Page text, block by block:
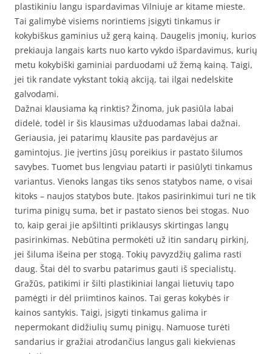
plastikiniu langu ispardavimas Vilniuje ar kitame mieste.
Tai galimybė visiems norintiems įsigyti tinkamus ir
kokybiškus gaminius už gerą kainą. Daugelis įmonių, kurios
prekiauja langais karts nuo karto vykdo išpardavimus, kurių
metu kokybiški gaminiai parduodami už žemą kainą. Taigi,
jei tik randate vykstant tokią akciją, tai ilgai nedelskite
galvodami.
Dažnai klausiama ką rinktis? Žinoma, juk pasiūla labai
didelė, todėl ir šis klausimas užduodamas labai dažnai.
Geriausia, jei patarimų klausite pas pardavėjus ar
gamintojus. Jie įvertins jūsų poreikius ir pastato šilumos
savybes. Tuomet bus lengviau patarti ir pasiūlyti tinkamus
variantus. Vienoks langas tiks senos statybos name, o visai
kitoks – naujos statybos bute. Įtakos pasirinkimui turi ne tik
turima pinigų suma, bet ir pastato sienos bei stogas. Nuo
to, kaip gerai jie apšiltinti priklausys skirtingas langų
pasirinkimas. Nebūtina permokėti už itin sandarų pirkinį,
jei šiluma išeina per stogą. Tokių pavyzdžių galima rasti
daug. Štai dėl to svarbu patarimus gauti iš specialistų.
Gražūs, patikimi ir šilti plastikiniai langai lietuvių tapo
pamėgti ir dėl priimtinos kainos. Tai geras kokybės ir
kainos santykis. Taigi, įsigyti tinkamus galima ir
nepermokant didžiulių sumų pinigų. Namuose turėti
sandarius ir gražiai atrodančius langus gali kiekvienas